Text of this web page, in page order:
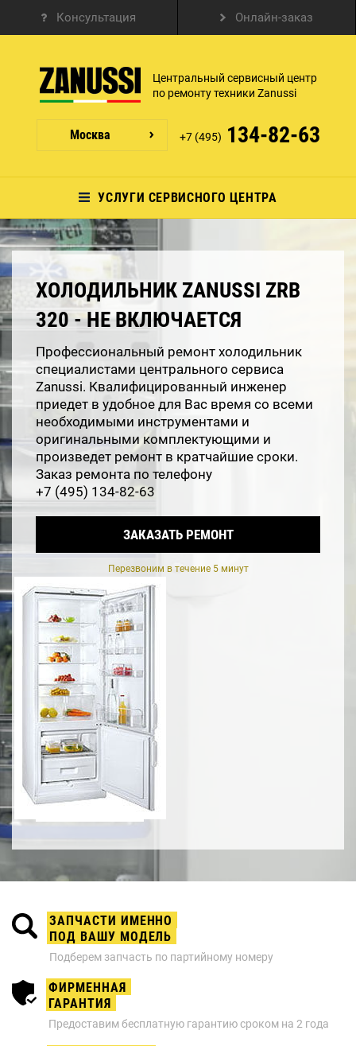
Консультация Онлайн-заказ
Центральный сервисный центр
по ремонту техники Zanussi
Москва +7 (495) 134-82-63
УСЛУГИ СЕРВИСНОГО ЦЕНТРА
ХОЛОДИЛЬНИК ZANUSSI ZRB
320 - НЕ ВКЛЮЧАЕТСЯ
Профессиональный ремонт холодильник
специалистами центрального сервиса
Zanussi. Квалифицированный инженер
приедет в удобное для Вас время со всеми
необходимыми инструментами и
оригинальными комплектующими и
произведет ремонт в кратчайшие сроки.
Заказ ремонта по телефону
+7 (495) 134-82-63
ЗАКАЗАТЬ РЕМОНТ
Перезвоним в течение 5 минут
ЗАПЧАСТИ ИМЕННО
ПОД ВАШУ МОДЕЛЬ
Подберем запчасть по партийному номеру
ФИРМЕННАЯ
ГАРАНТИЯ
Предоставим бесплатную гарантию сроком на 2 года